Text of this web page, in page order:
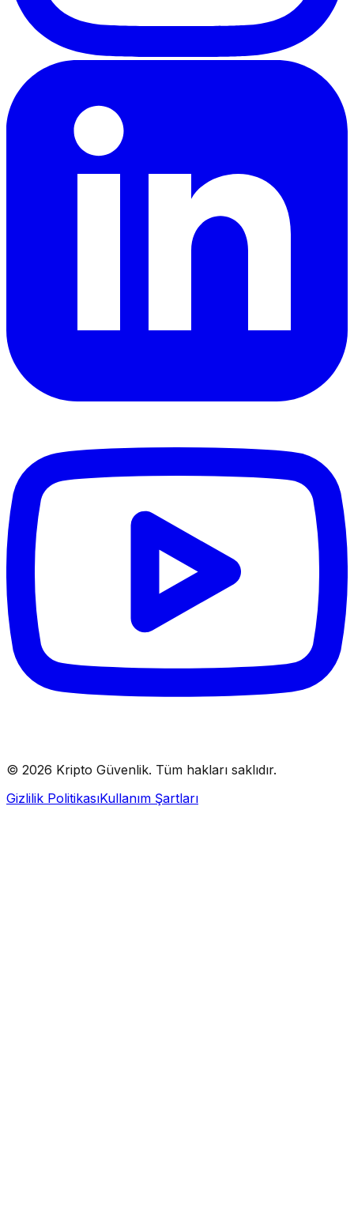
© 2026 Kripto Güvenlik. Tüm hakları saklıdır.
Gizlilik PolitikasıKullanım Şartları